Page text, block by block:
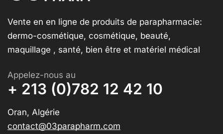
Vente en en ligne de produits de parapharmacie:
dermo-cosmétique, cosmétique, beauté,
maquillage , santé, bien être et matériel médical
Appelez-nous au
+ 213 (0)782 12 42 10
Oran, Algérie
contact@03parapharm.com